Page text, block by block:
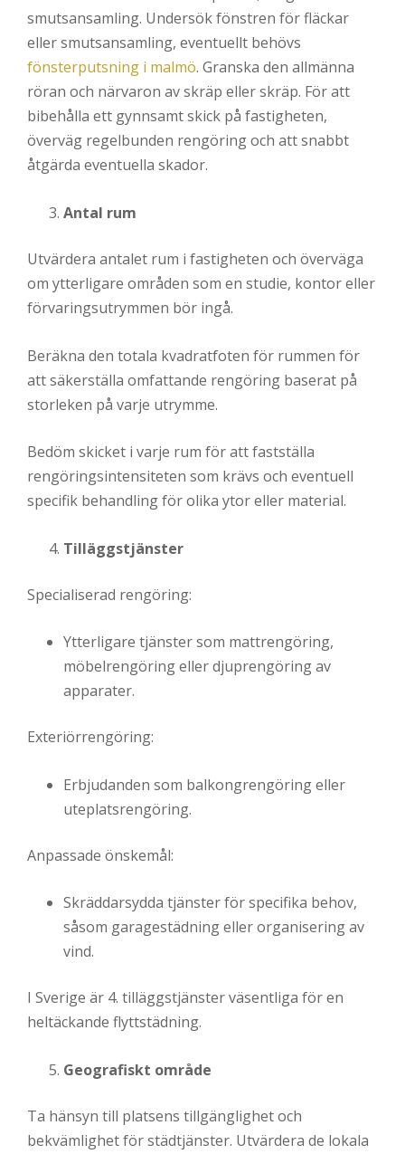
smutsansamling. Undersök fönstren för fläckar
eller smutsansamling, eventuellt behövs
fönsterputsning i malmö. Granska den allmänna
röran och närvaron av skräp eller skräp. För att
bibehålla ett gynnsamt skick på fastigheten,
överväg regelbunden rengöring och att snabbt
åtgärda eventuella skador.
Antal rum
Utvärdera antalet rum i fastigheten och överväga
om ytterligare områden som en studie, kontor eller
förvaringsutrymmen bör ingå.
Beräkna den totala kvadratfoten för rummen för
att säkerställa omfattande rengöring baserat på
storleken på varje utrymme.
Bedöm skicket i varje rum för att fastställa
rengöringsintensiteten som krävs och eventuell
specifik behandling för olika ytor eller material.
Tilläggstjänster
Specialiserad rengöring:
Ytterligare tjänster som mattrengöring,
möbelrengöring eller djuprengöring av
apparater.
Exteriörrengöring:
Erbjudanden som balkongrengöring eller
uteplatsrengöring.
Anpassade önskemål:
Skräddarsydda tjänster för specifika behov,
såsom garagestädning eller organisering av
vind.
I Sverige är 4. tilläggstjänster väsentliga för en
heltäckande flyttstädning.
Geografiskt område
Ta hänsyn till platsens tillgänglighet och
bekvämlighet för städtjänster. Utvärdera de lokala